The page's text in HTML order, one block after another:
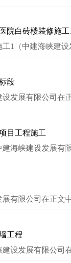
院白砖楼装修施工
1（中建海峡建
段
发展有限公司在
目工程施工
海峡建设发展有
有限公司在正文
工程
设发展有限公司